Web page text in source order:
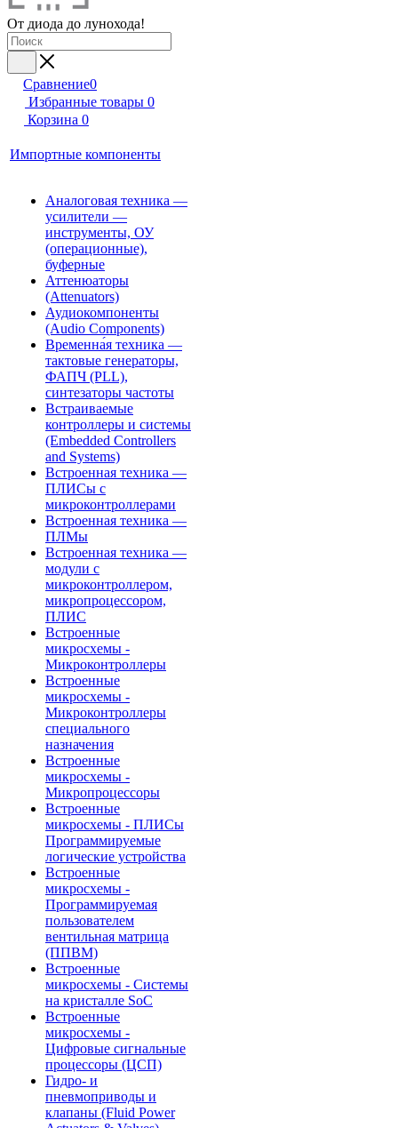
От диода до лунохода!
Сравнение0
Избранные товары 0
Корзина 0
Импортные компоненты
Аналоговая техника —
усилители —
инструменты, ОУ
(операционные),
буферные
Аттенюаторы
(Attenuators)
Аудиокомпоненты
(Audio Components)
Временна́я техника —
тактовые генераторы,
ФАПЧ (PLL),
синтезаторы частоты
Встраиваемые
контроллеры и системы
(Embedded Controllers
and Systems)
Встроенная техника —
ПЛИСы с
микроконтроллерами
Встроенная техника —
ПЛМы
Встроенная техника —
модули с
микроконтроллером,
микропроцессором,
ПЛИС
Встроенные
микросхемы -
Микроконтроллеры
Встроенные
микросхемы -
Микроконтроллеры
специального
назначения
Встроенные
микросхемы -
Микропроцессоры
Встроенные
микросхемы - ПЛИСы
Программируемые
логические устройства
Встроенные
микросхемы -
Программируемая
пользователем
вентильная матрица
(ППВМ)
Встроенные
микросхемы - Системы
на кристалле SoC
Встроенные
микросхемы -
Цифровые сигнальные
процессоры (ЦСП)
Гидро- и
пневмоприводы и
клапаны (Fluid Power